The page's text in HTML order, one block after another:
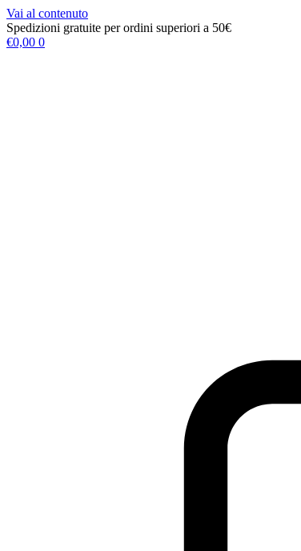
Vai al contenuto
Spedizioni gratuite per ordini superiori a 50€
€0,00 0